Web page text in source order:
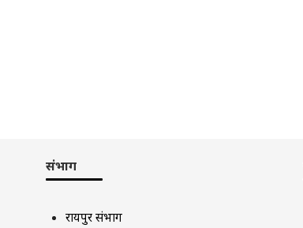
संभाग
रायपुर संभाग